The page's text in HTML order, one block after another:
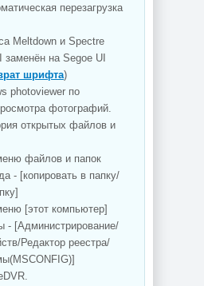
перезагрузка
Meltdown и Spectre
на Segoe UI
шрифта)
photoviewer по
фотографий.
открытых файлов и
файлов и папок
- [копировать в папку/
[этот компьютер]
- [Администрирование/
Редактор реестра/